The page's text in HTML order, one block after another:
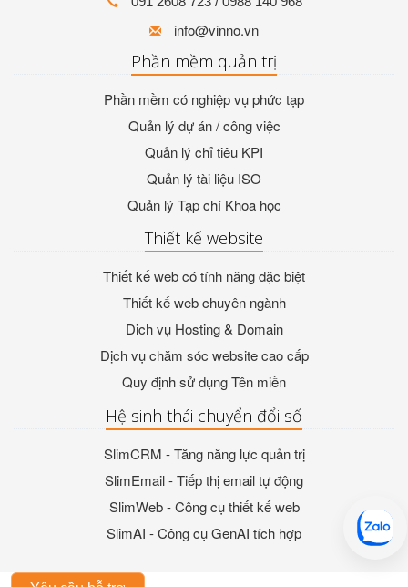
info@vinno.vn
Phần mềm quản trị
Phần mềm có nghiệp vụ phức tạp
Quản lý dự án / công việc
Quản lý chỉ tiêu KPI
Quản lý tài liệu ISO
Quản lý Tạp chí Khoa học
Thiết kế website
Thiết kế web có tính năng đặc biệt
Thiết kế web chuyên ngành
Dich vụ Hosting & Domain
Dịch vụ chăm sóc website cao cấp
Quy định sử dụng Tên miền
Hệ sinh thái chuyển đổi số
SlimCRM - Tăng năng lực quản trị
SlimEmail - Tiếp thị email tự động
SlimWeb - Công cụ thiết kế web
SlimAI - Công cụ GenAI tích hợp